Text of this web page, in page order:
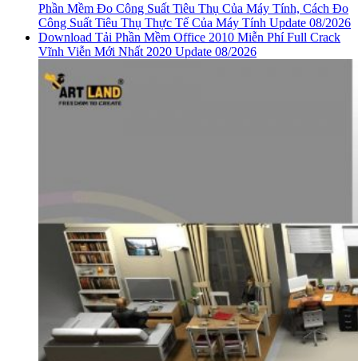
Phần Mềm Đo Công Suất Tiêu Thụ Của Máy Tính, Cách Đo
Công Suất Tiêu Thụ Thực Tế Của Máy Tính Update 08/2026
Download Tải Phần Mềm Office 2010 Miễn Phí Full Crack
Vĩnh Viễn Mới Nhất 2020 Update 08/2026